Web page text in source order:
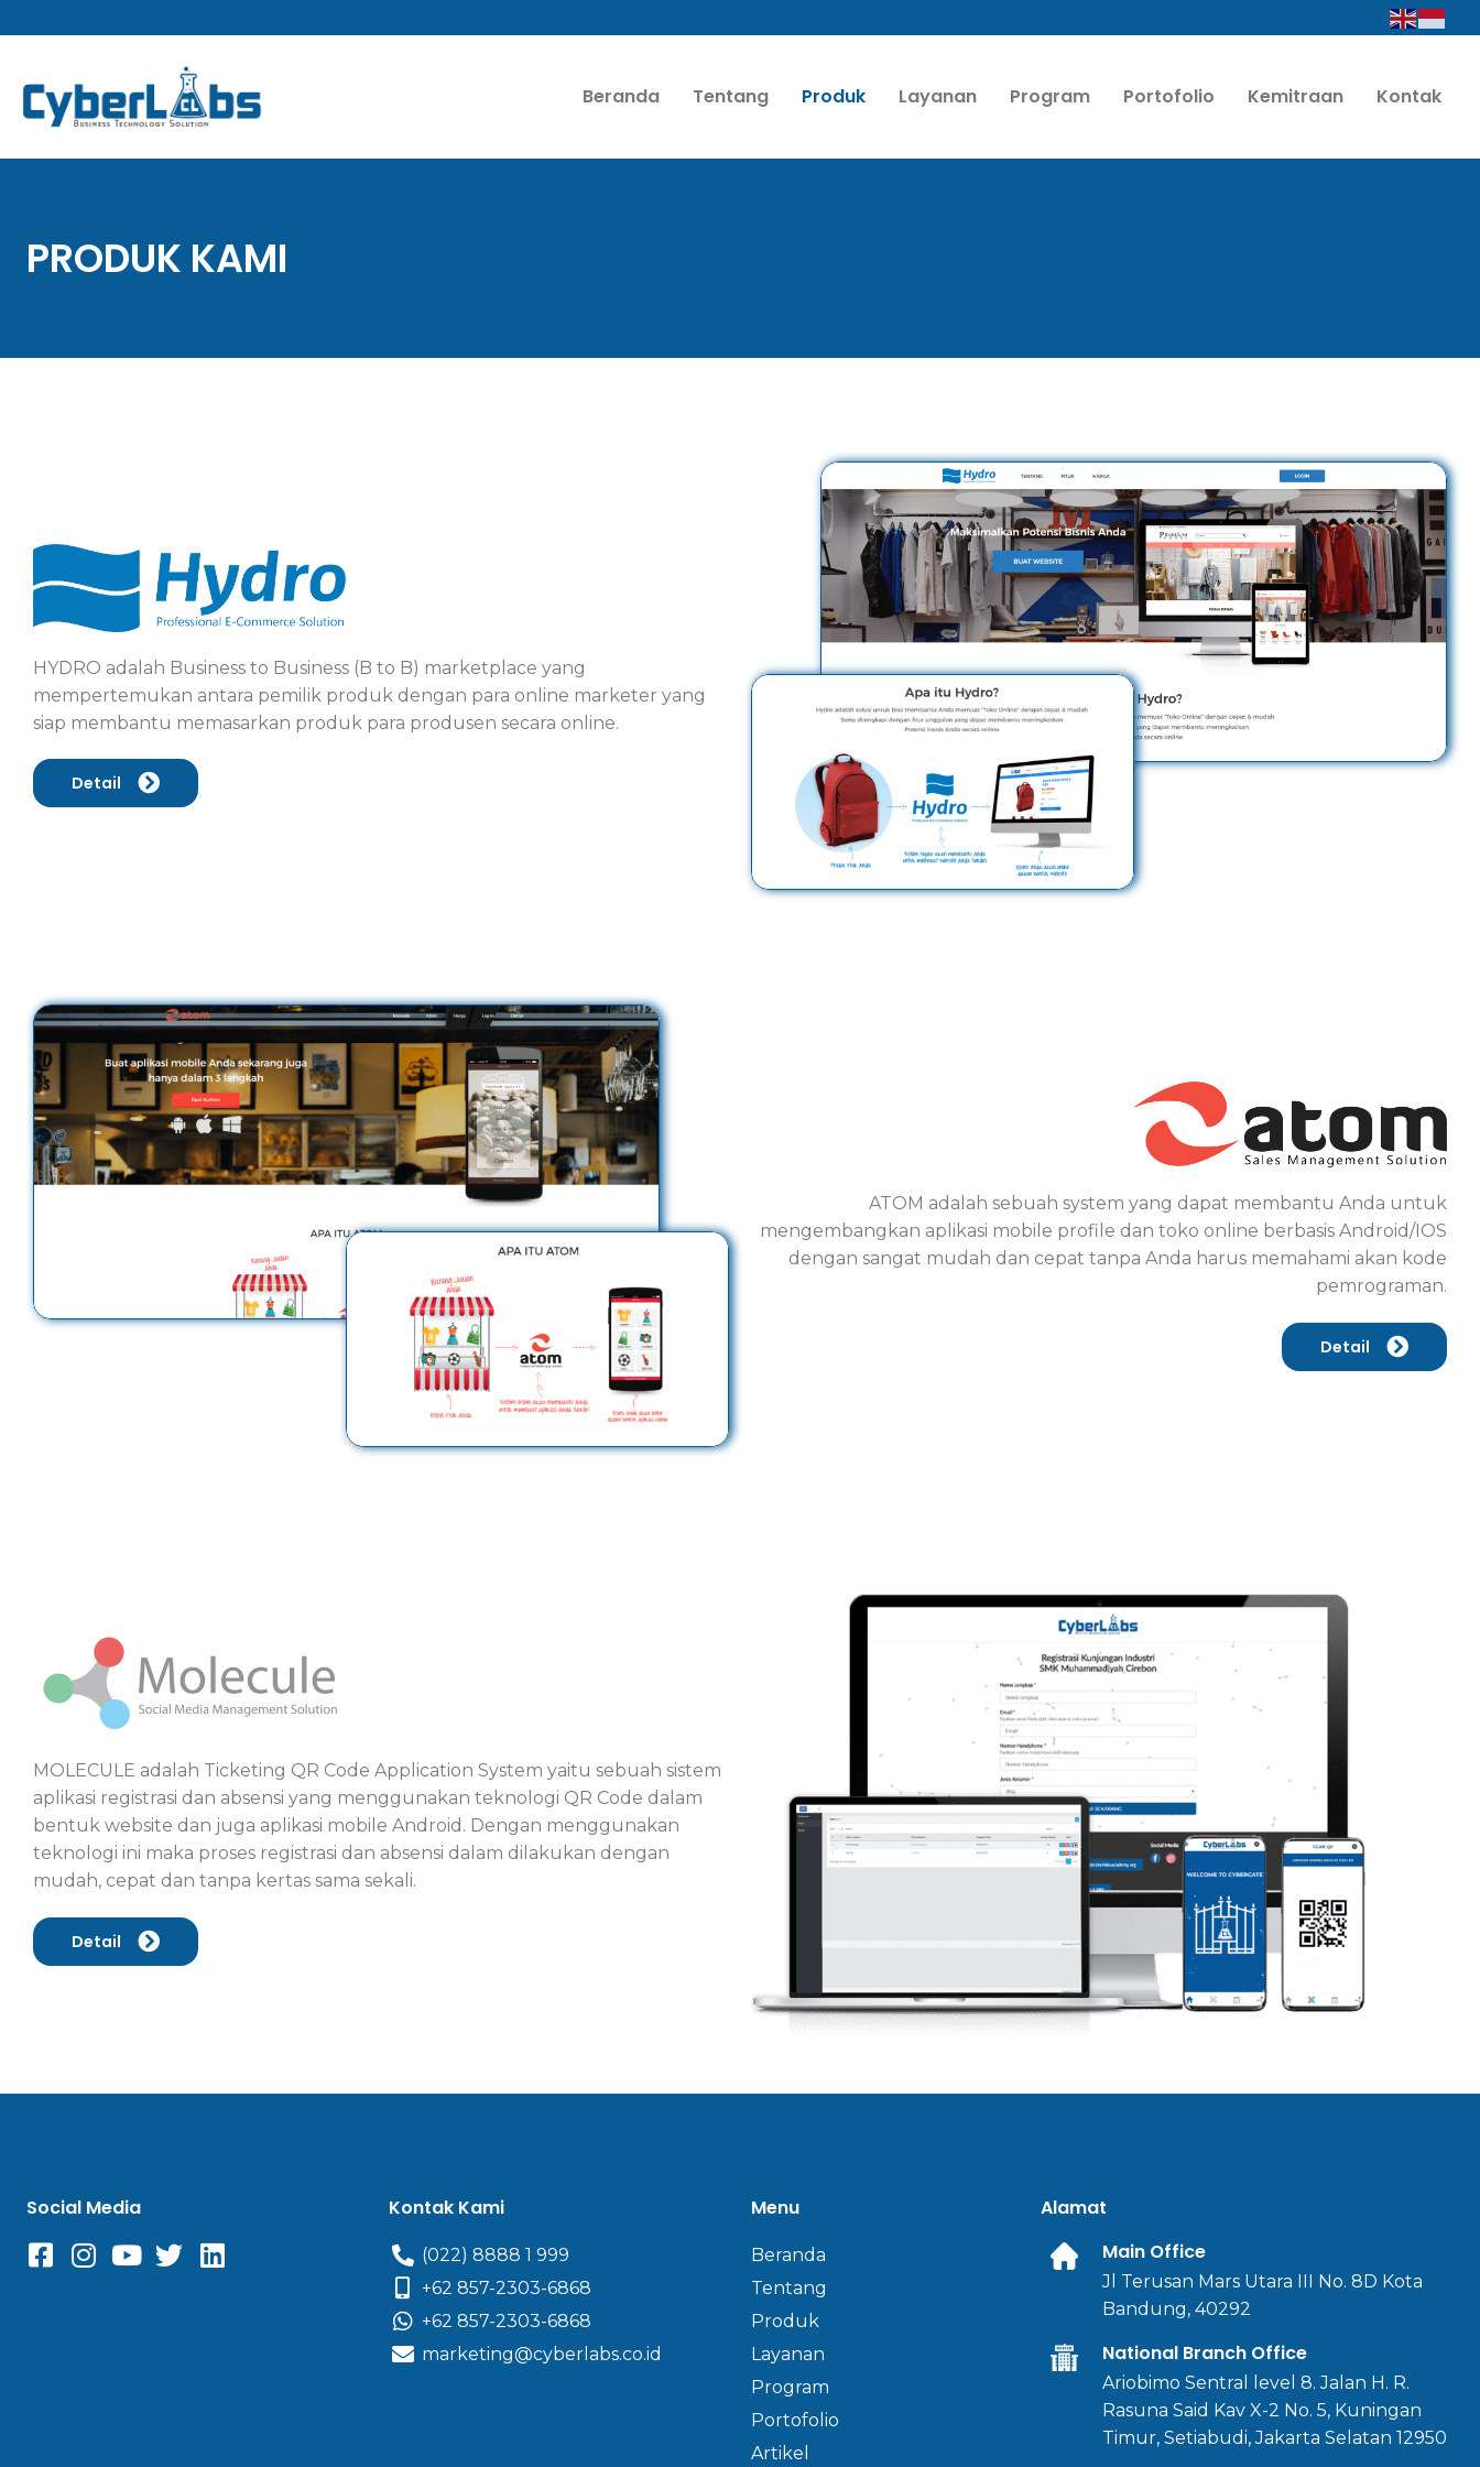
ke
Beranda
Tentang Produk Layanan Program Portofolio Kemitraan Kontak
PRODUK KAMI
HYDRO adalah Business to Business (B to B) marketplace yang
mempertemukan antara pemilik produk dengan para online marketer yang
siap membantu memasarkan produk para produsen secara online.
Detail
ATOM adalah sebuah system yang dapat membantu Anda untuk
mengembangkan aplikasi mobile profile dan toko online berbasis Android/IOS
dengan sangat mudah dan cepat tanpa Anda harus memahami akan kode
pemrograman.
Detail
MOLECULE adalah Ticketing QR Code Application System yaitu sebuah sistem
aplikasi registrasi dan absensi yang menggunakan teknologi QR Code dalam
bentuk website dan juga aplikasi mobile Android. Dengan menggunakan
teknologi ini maka proses registrasi dan absensi dalam dilakukan dengan
mudah, cepat dan tanpa kertas sama sekali.
Detail
Social Media Kontak Kami
(022) 8888 1 999
+62 857-2303-6868
+62 857-2303-6868
marketing@cyberlabs.co.id
Menu
Beranda
Tentang
Produk
Layanan
Program
Portofolio
Artikel
Alamat
Main Office
Jl Terusan Mars Utara III No. 8D Kota
Bandung, 40292
National Branch Office
Ariobimo Sentral level 8. Jalan H. R.
Rasuna Said Kav X-2 No. 5, Kuningan
Timur, Setiabudi, Jakarta Selatan 12950